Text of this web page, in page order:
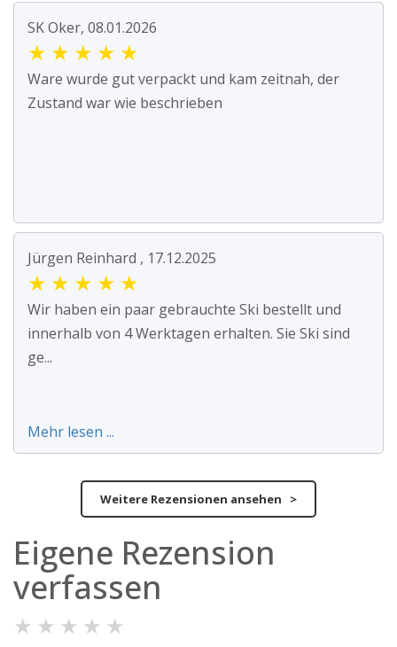
SK Oker, 08.01.2026
★ ★ ★ ★ ★
Ware wurde gut verpackt und kam zeitnah, der
Zustand war wie beschrieben
Jürgen Reinhard , 17.12.2025
★ ★ ★ ★ ★
Wir haben ein paar gebrauchte Ski bestellt und
innerhalb von 4 Werktagen erhalten. Sie Ski sind
ge...
Mehr lesen ...
Weitere Rezensionen ansehen >
Eigene Rezension
verfassen
★ ★ ★ ★ ★